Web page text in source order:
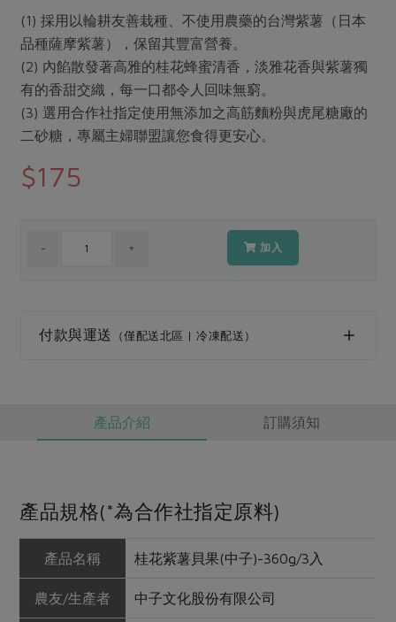
家庭清潔 織品
日用品 圖書禮品
防災用品
最新產品
優惠專區
主題食譜
異國料理
年菜食譜
養身食補
更多議題活動
把最好的台灣味帶回家！
生活者e週報
綠主張月刊
典藏閱覽室
選舉專區
最新消息
媒體報導
社務會議 地區活動
(1) 採用以輪耕友善栽種、不使用農藥的台灣紫薯（日本
品種薩摩紫薯），保留其豐富營養。
(2) 內餡散發著高雅的桂花蜂蜜清香，淡雅花香與紫薯獨
有的香甜交織，每一口都令人回味無窮。
(3) 選用合作社指定使用無添加之高筋麵粉與虎尾糖廠的
二砂糖，專屬主婦聯盟讓您食得更安心。
$175
加入
付款與運送 （僅配送北區 | 冷凍配送）
產品介紹 訂購須知
產品規格(*為合作社指定原料)
產品名稱 桂花紫薯貝果(中子)-360g/3入
農友/生產者 中子文化股份有限公司